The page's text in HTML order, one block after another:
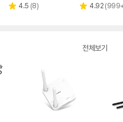
별 4.5 리
(8)
페
별 4.92 리
(
전체보기